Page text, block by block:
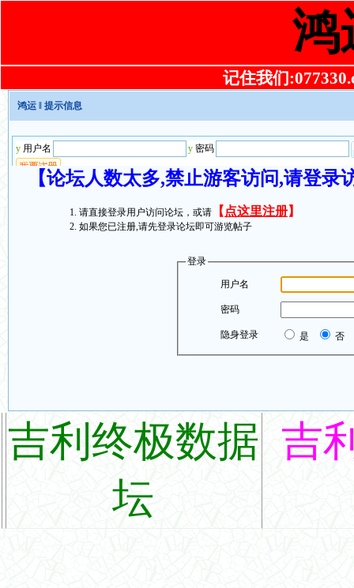
鸿
记住我们
鸿运 ‖ 提示信息
【论坛人数太多,禁止游客访问,请登
请直接登录用户访问论坛，或请 【 点这里注册】
如果您已注册,请先登录论坛即可游览帖子
登录
用户名
密码
隐身登录 是 否
吉利终极数据
坛
吉